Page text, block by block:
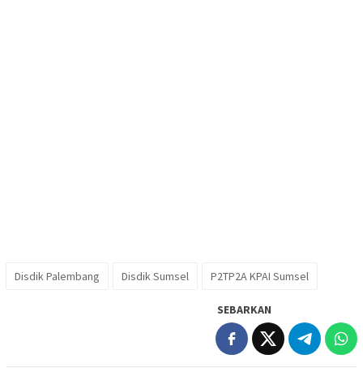
Disdik Palembang Disdik Sumsel P2TP2A KPAI Sumsel
SEBARKAN